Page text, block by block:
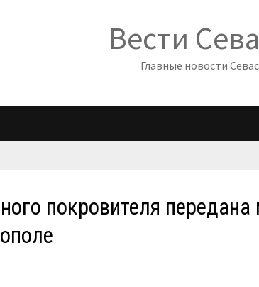
Вести
Главные новости
покровителя